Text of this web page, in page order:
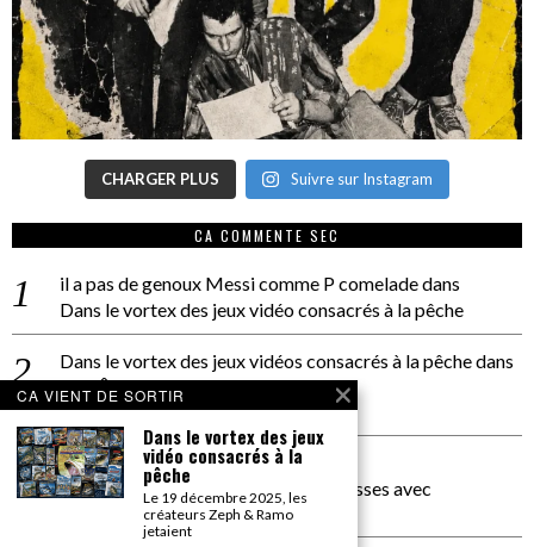
CHARGER PLUS Suivre sur Instagram
CA COMMENTE SEC
il a pas de genoux Messi comme P comeladedans
Dans le vortex des jeux vidéo consacrés à la pêche
Dans le vortex des jeux vidéos consacrés à la pêchedans
PACÔME THIELLEMENT
La séance d’Hip Gnose
La Patrie
dans
On a parlé Dolce Vita et lutte des classes avec
Bernardino Femminielli
CA VIENT DE SORTIR
Dans le vortex des jeux
vidéo consacrés à la
pêche
Le 19 décembre 2025, les
créateurs Zeph & Ramo
jetaient